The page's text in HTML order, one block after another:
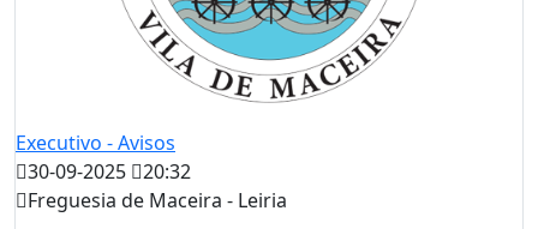
Executivo - Avisos
30-09-2025
20:32
Freguesia de Maceira - Leiria